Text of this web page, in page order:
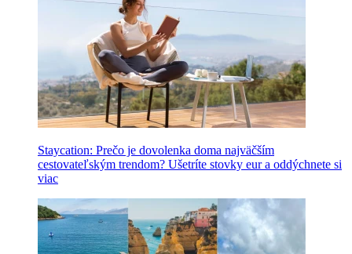
Staycation: Prečo je dovolenka doma najväčším
cestovateľským trendom? Ušetríte stovky eur a oddýchnete si
viac